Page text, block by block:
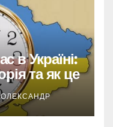
в Україні:
та як це